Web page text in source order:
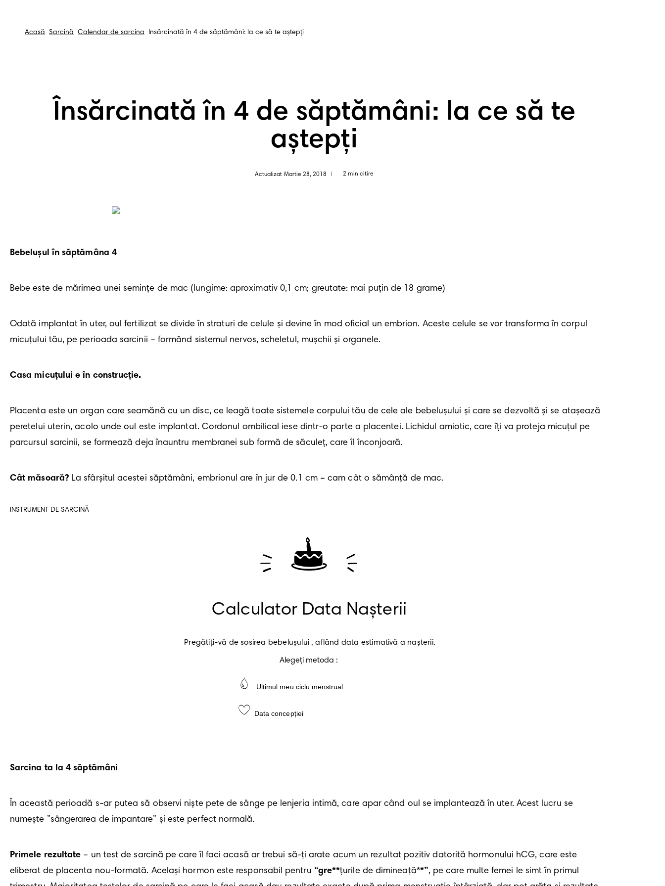
Acasă Sarcină Calendar de sarcina Însărcinată în 4 de săptămâni: la ce să te aștepți
Însărcinată în 4 de săptămâni: la ce să te
aștepți
Actualizat Martie 28, 2018 2 min citire
Bebelușul în săptămâna 4
Bebe este de mărimea unei semințe de mac (lungime: aproximativ 0,1 cm; greutate: mai puțin de 18 grame)
Odată implantat în uter, oul fertilizat se divide în straturi de celule și devine în mod oficial un embrion. Aceste celule se vor transforma în corpul
micuțului tău, pe perioada sarcinii – formând sistemul nervos, scheletul, mușchii și organele.
Casa micuțului e în construcție.
Placenta este un organ care seamănă cu un disc, ce leagă toate sistemele corpului tău de cele ale bebelușului și care se dezvoltă și se atașează
peretelui uterin, acolo unde oul este implantat. Cordonul ombilical iese dintr-o parte a placentei. Lichidul amiotic, care îți va proteja micuțul pe
parcursul sarcinii, se formează deja înauntru membranei sub formă de săculeț, care îl înconjoară.
Cât măsoară? La sfârșitul acestei săptămâni, embrionul are în jur de 0.1 cm – cam cât o sămânță de mac.
INSTRUMENT DE SARCINĂ
Calculator Data Nașterii
Pregătiți-vă de sosirea bebelușului , aflând data estimativă a nașterii.
Alegeți metoda :
Ultimul meu ciclu menstrual
Data concepției
Sarcina ta la 4 săptămâni
În această perioadă s-ar putea să observi niște pete de sânge pe lenjeria intimă, care apar când oul se implantează în uter. Acest lucru se
numește ”sângerarea de impantare” și este perfect normală.
Primele rezultate – un test de sarcină pe care îl faci acasă ar trebui să-ți arate acum un rezultat pozitiv datorită hormonului hCG, care este
eliberat de placenta nou-formată. Același hormon este responsabil pentru “gre**țurile de dimineață**”, pe care multe femei le simt în primul